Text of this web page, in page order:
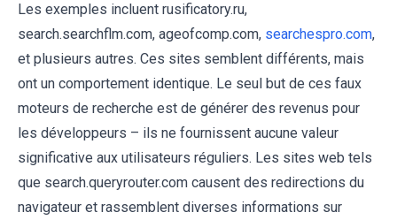
Les exemples incluent rusificatory.ru,
search.searchflm.com, ageofcomp.com, searchespro.com,
et plusieurs autres. Ces sites semblent différents, mais
ont un comportement identique. Le seul but de ces faux
moteurs de recherche est de générer des revenus pour
les développeurs – ils ne fournissent aucune valeur
significative aux utilisateurs réguliers. Les sites web tels
que search.queryrouter.com causent des redirections du
navigateur et rassemblent diverses informations sur